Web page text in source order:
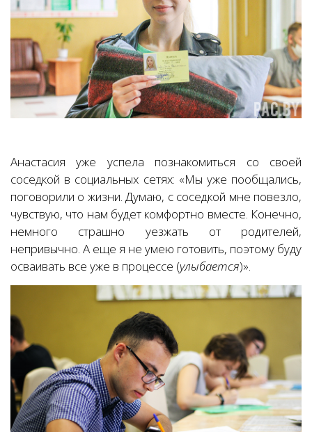
Анастасия уже успела познакомиться со своей
соседкой в социальных сетях: «Мы уже пообщались,
поговорили о жизни. Думаю, с соседкой мне повезло,
чувствую, что нам будет комфортно вместе. Конечно,
немного страшно уезжать от родителей,
непривычно. А еще я не умею готовить, поэтому буду
осваивать все уже в процессе (улыбается)».